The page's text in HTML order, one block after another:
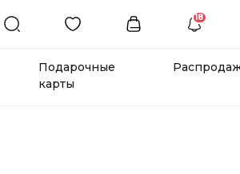
18
Подарочные
карты